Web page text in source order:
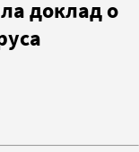
доклад о